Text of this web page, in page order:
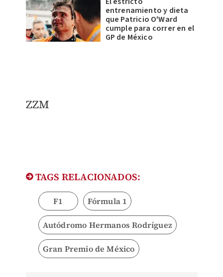
entrenamiento y dieta
que Patricio O'Ward
cumple para correr en el
GP de México
ZZM
TAGS RELACIONADOS:
F1 Fórmula 1
Autódromo Hermanos Rodríguez
Gran Premio de México